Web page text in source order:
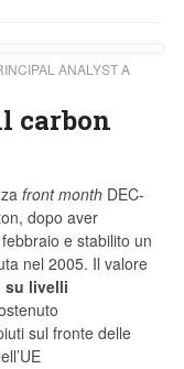
ANALYST A
carbon
front month DEC-
dopo aver
e stabilito un
nel 2005. Il valore
su livelli
sul fronte delle